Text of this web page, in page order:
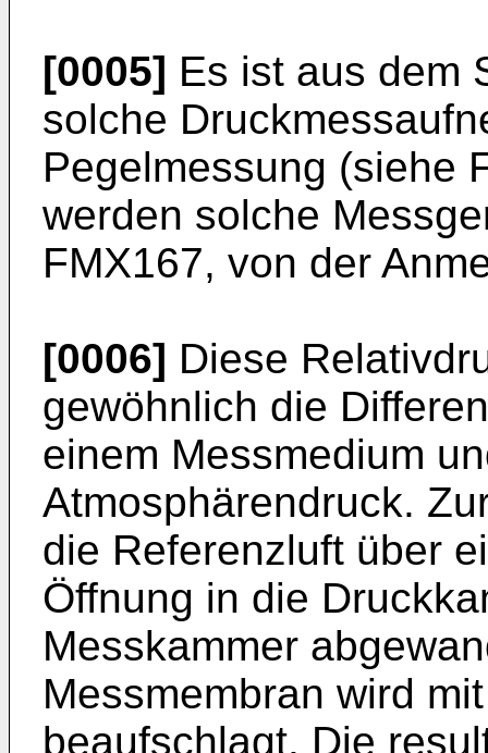
[0005] Es ist aus dem
solche
Pegelmessung (siehe
werden solche
FMX167, von der
[0006] Diese
gewöhnlich die
einem Messmedium
Atmosphärendruck.
die Referenzluft über
Öffnung in die
Messkammer
Messmembran wird
beaufschlagt. Die